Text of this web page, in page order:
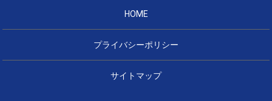
HOME
プライバシーポリシー
サイトマップ